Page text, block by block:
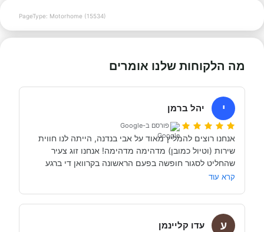
PageType: Motorhome (15534)
מה הלקוחות שלנו אומרים
י יהל ברמן
פורסם ב-Google
קרא עוד
ע עדו קליינמן